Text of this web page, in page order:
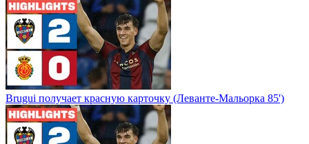
Brugui получает красную карточку (Леванте-Мальорка 85')